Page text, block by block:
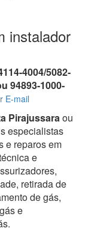
instalador
4004/5082-
94893-1000-
E-mail
Pirajussaraou
especialistas
e reparos em
e
retirada de
de gás,
e